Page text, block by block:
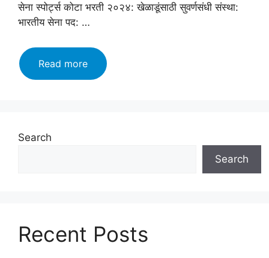
सेना स्पोर्ट्स कोटा भरती २०२४: खेळाडूंसाठी सुवर्णसंधी संस्था:
भारतीय सेना पद: …
Read moreindian
army
लगेच
Search
Search
Recent Posts